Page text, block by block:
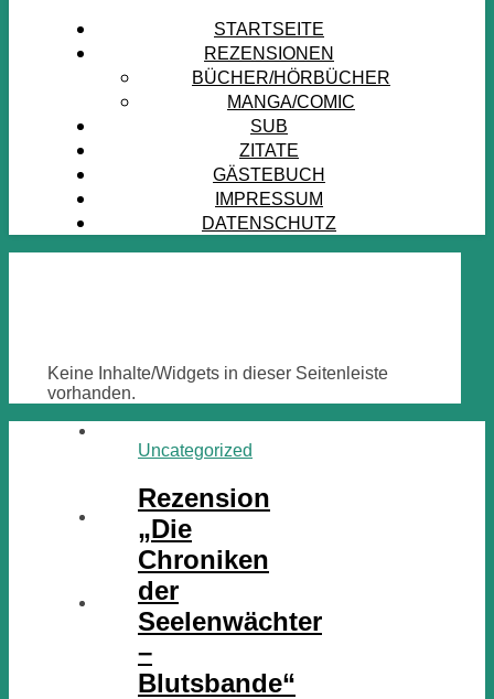
STARTSEITE
REZENSIONEN
BÜCHER/HÖRBÜCHER
MANGA/COMIC
SUB
ZITATE
GÄSTEBUCH
IMPRESSUM
DATENSCHUTZ
Keine Inhalte/Widgets in dieser Seitenleiste
vorhanden.
Uncategorized
Rezension
„Die
Chroniken
der
Seelenwächter
–
Blutsbande“